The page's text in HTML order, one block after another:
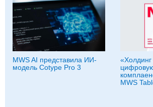
MWS AI представила ИИ-
модель Cotype Pro 3
«Холдинг
MWS